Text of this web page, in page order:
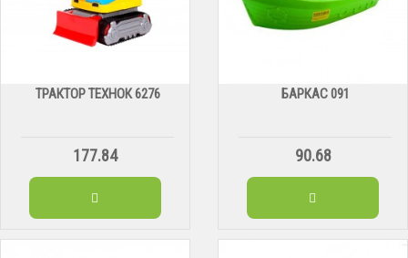
ТРАКТОР ТЕХНОК 6276
177.84
БАРКАС 091
90.68